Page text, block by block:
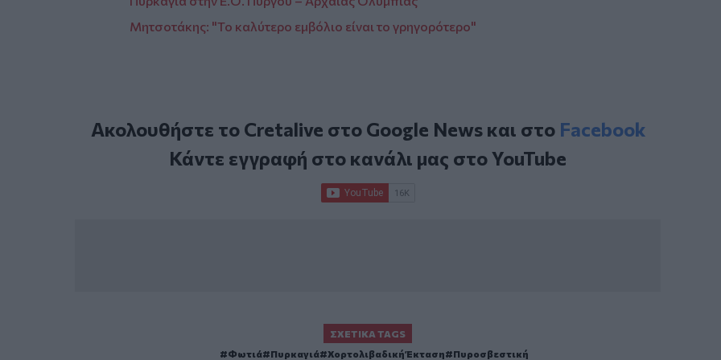
Μητσοτάκης: "Το καλύτερο εμβόλιο είναι το γρηγορότερο"
Ακολουθήστε το Cretalive στο Google Newsκαι στο Facebook
Κάντε εγγραφή στο κανάλι μας στοYouTube
ΣΧΕΤΙΚΆ TAGS
Φωτιά
Πυρκαγιά Χορτολιβαδική Έκταση Πυροσβεστική